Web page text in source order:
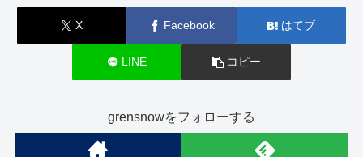
X Facebook はてブ
LINE コピー
grensnowをフォローする